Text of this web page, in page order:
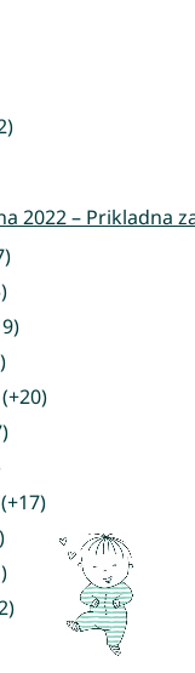
2022 – Prikladna
(+20)
(+17)